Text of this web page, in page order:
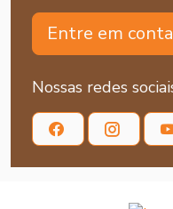
Entre em
Nossas redes